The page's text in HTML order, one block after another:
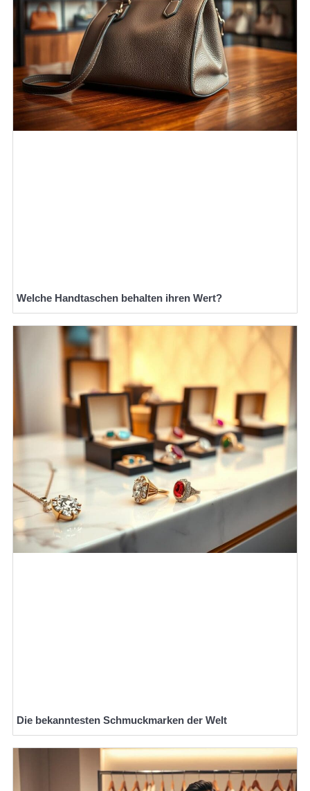
Welche Handtaschen behalten ihren Wert?
Die bekanntesten Schmuckmarken der Welt